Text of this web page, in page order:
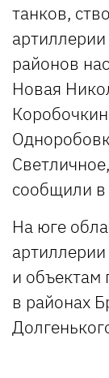
танков,
районов
Новая
сообщили в
На юге
и объектам
в районах